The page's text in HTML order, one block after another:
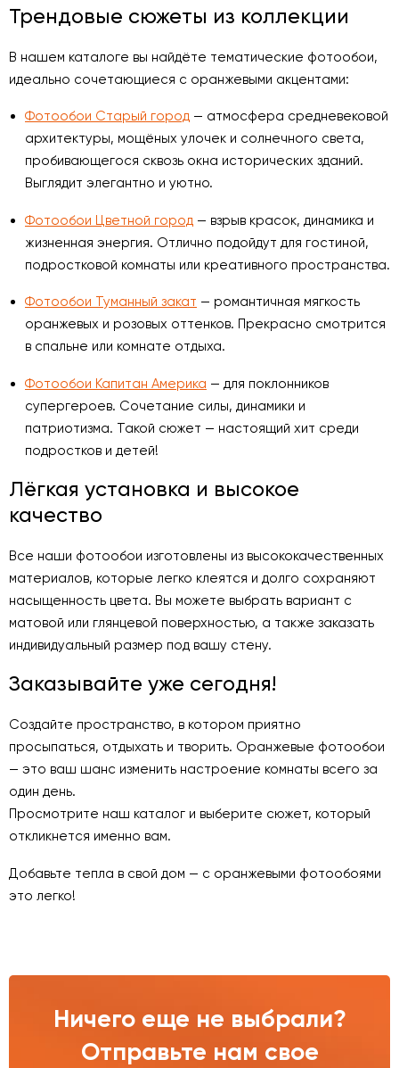
Трендовые сюжеты из коллекции
В нашем каталоге вы найдёте тематические фотообои,
идеально сочетающиеся с оранжевыми акцентами:
Фотообои Старый город — атмосфера средневековой
архитектуры, мощёных улочек и солнечного света,
пробивающегося сквозь окна исторических зданий.
Выглядит элегантно и уютно.
Фотообои Цветной город — взрыв красок, динамика и
жизненная энергия. Отлично подойдут для гостиной,
подростковой комнаты или креативного пространства.
Фотообои Туманный закат — романтичная мягкость
оранжевых и розовых оттенков. Прекрасно смотрится
в спальне или комнате отдыха.
Фотообои Капитан Америка — для поклонников
супергероев. Сочетание силы, динамики и
патриотизма. Такой сюжет — настоящий хит среди
подростков и детей!
Лёгкая установка и высокое
качество
Все наши фотообои изготовлены из высококачественных
материалов, которые легко клеятся и долго сохраняют
насыщенность цвета. Вы можете выбрать вариант с
матовой или глянцевой поверхностью, а также заказать
индивидуальный размер под вашу стену.
Заказывайте уже сегодня!
Создайте пространство, в котором приятно
просыпаться, отдыхать и творить. Оранжевые фотообои
— это ваш шанс изменить настроение комнаты всего за
один день.
Просмотрите наш каталог и выберите сюжет, который
откликнется именно вам.
Добавьте тепла в свой дом — с оранжевыми фотообоями
это легко!
Ничего еще не выбрали?
Отправьте нам свое